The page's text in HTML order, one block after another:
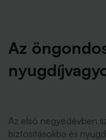
Az
Az első negyedévben
biztosításokba és